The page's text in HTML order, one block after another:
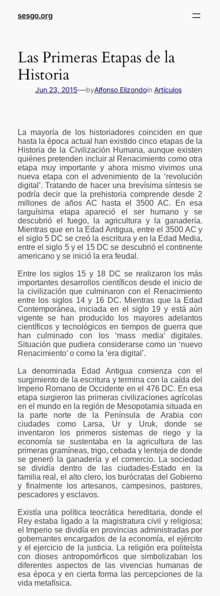
sesgo.org
Las Primeras Etapas de la
Historia
Jun 23, 2015—byAlfonso Elizondoin Artículos
La mayoría de los historiadores coinciden en que
hasta la época actual han existido cinco etapas de la
Historia de la Civilización Humana, aunque existen
quiénes pretenden incluir al Renacimiento como otra
etapa muy importante y ahora mismo vivimos una
nueva etapa con el advenimiento de la ‘revolución
digital’. Tratando de hacer una brevísima síntesis se
podría decir que la prehistoria comprende desde 2
millones de años AC hasta el 3500 AC. En esa
larguísima etapa apareció el ser humano y se
descubrió el fuego, la agricultura y la ganadería.
Mientras que en la Edad Antigua, entre el 3500 AC y
el siglo 5 DC se creó la escritura y en la Edad Media,
entre el siglo 5 y el 15 DC se descubrió el continente
americano y se inició la era feudal.
Entre los siglos 15 y 18 DC se realizaron los más
importantes desarrollos científicos desde el inicio de
la civilización que culminaron con el Renacimiento
entre los siglos 14 y 16 DC. Mientras que la Edad
Contemporánea, iniciada en el siglo 19 y está aún
vigente se han producido los mayores adelantos
científicos y tecnológicos en tiempos de guerra que
han culminado con los ‘mass media’ digitales.
Situación que pudiera considerarse como un ‘nuevo
Renacimiento’ o como la ‘era digital’.
La denominada Edad Antigua comienza con el
surgimiento de la escritura y termina con la caída del
Imperio Romano de Occidente en el 476 DC. En esa
etapa surgieron las primeras civilizaciones agrícolas
en el mundo en la región de Mesopotamia situada en
la parte norte de la Península de Arabia con
ciudades como Larsa, Ur y Uruk, donde se
inventaron los primeros sistemas de riego y la
economía se sustentaba en la agricultura de las
primeras gramíneas, trigo, cebada y lenteja de donde
se generó la ganadería y el comercio. La sociedad
se dividía dentro de las ciudades-Estado en la
familia real, el alto clero, los burócratas del Gobierno
y finalmente los artesanos, campesinos, pastores,
pescadores y esclavos.
Existía una política teocrática hereditaria, donde el
Rey estaba ligado a la magistratura civil y religiosa;
el Imperio se dividía en provincias administradas por
gobernantes encargados de la economía, el ejército
y el ejercicio de la justicia. La religión era politeísta
con dioses antropomórficos que simbolizaban los
diferentes aspectos de las vivencias humanas de
esa época y en cierta forma las percepciones de la
vida metafísica.